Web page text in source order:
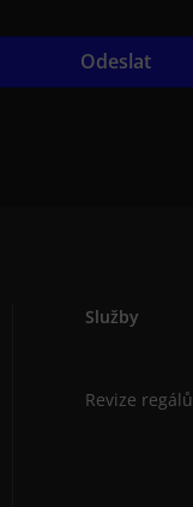
Odeslat
Služby
Revize regálů